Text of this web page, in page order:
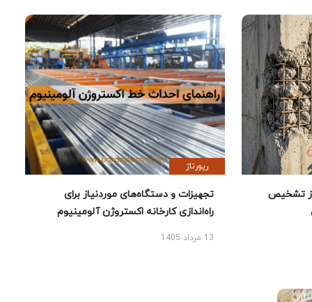
تشخیص
رپورتاژ
تجهیزات و دستگاه‌های موردنیاز برای
راه‌اندازی کارخانه اکستروژن آلومینیوم
13 مرداد 1405